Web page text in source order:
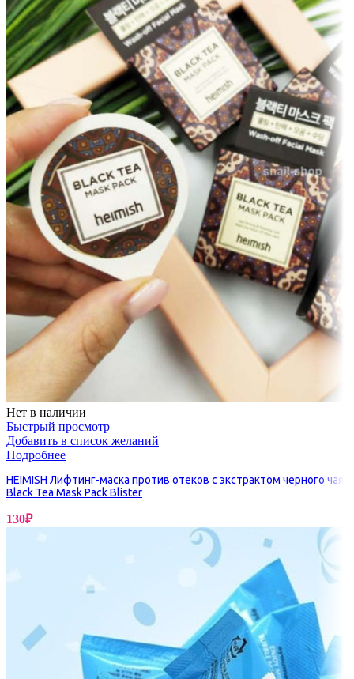
Нет в наличии
Быстрый просмотр
Добавить в список желаний
Подробнее
HEIMISH Лифтинг-маска против отеков с экстрактом черного чая
Black Tea Mask Pack Blister
130₽